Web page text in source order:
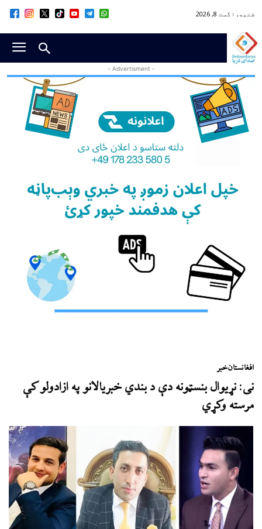
شنبه, اگست 8, 2026
- Advertisment -
افغانستانخبر
نی: نړيوال بنسټونه دې د بندي خبریالانو په ازادولو کې
مرسته وکړي